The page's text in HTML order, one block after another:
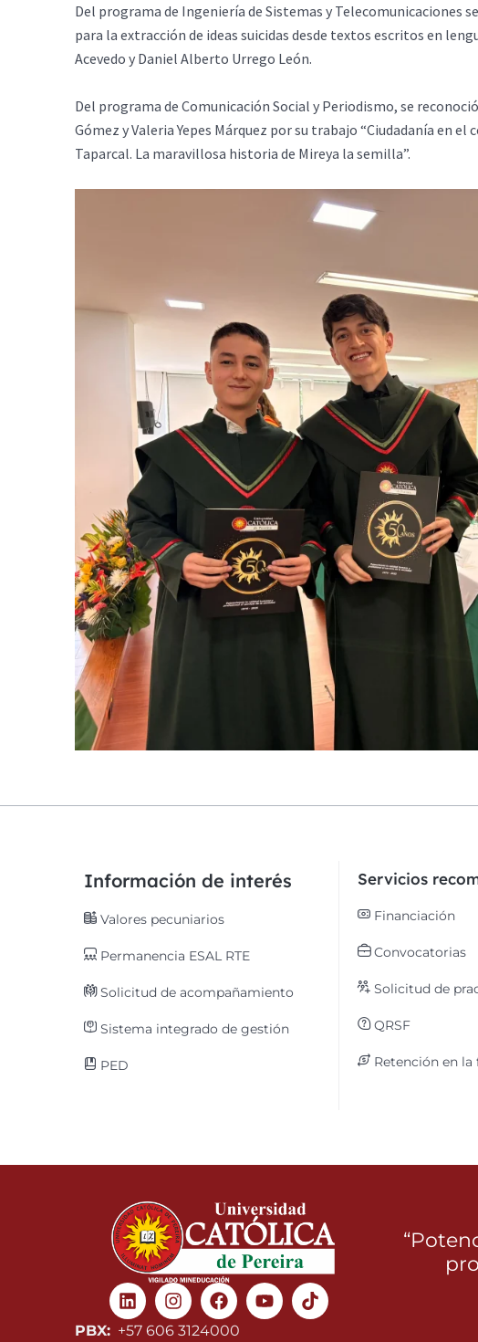
Del programa de Ingeniería de Sistemas y
para la extracción de ideas suicidas desde textos escritos en
Acevedo y Daniel Alberto Urrego León.
Del programa de Comunicación Social y Periodismo, se
Gómez y Valeria Yepes Márquez por su trabajo “Ciudadanía en
Taparcal. La maravillosa historia de Mireya la semilla”.
Información de interés
Valores pecuniarios
Permanencia ESAL RTE
Solicitud de acompañamiento
Sistema integrado de gestión
PED
Servicios
Financiación
Convocatorias
Solicitud de
QRSF
Retención en la
LinkedinInstagram
Facebook
Youtube
PBX: +57 606 3124000